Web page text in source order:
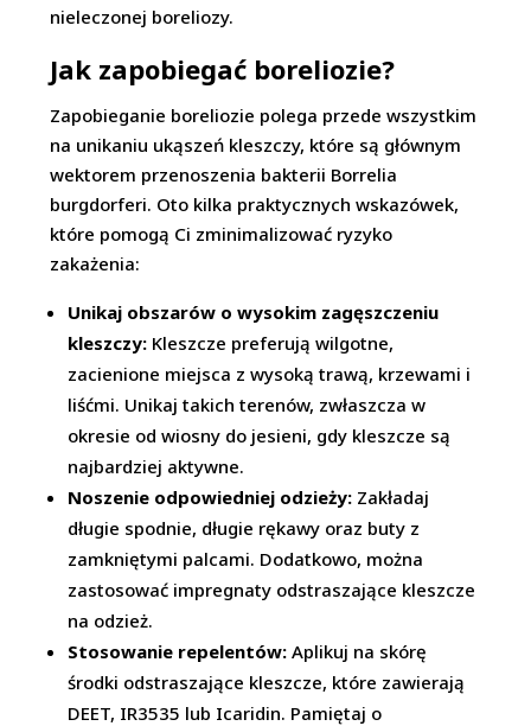
nieleczonej boreliozy.
Jak zapobiegać boreliozie?
Zapobieganie boreliozie polega przede wszystkim
na unikaniu ukąszeń kleszczy, które są głównym
wektorem przenoszenia bakterii Borrelia
burgdorferi. Oto kilka praktycznych wskazówek,
które pomogą Ci zminimalizować ryzyko
zakażenia:
Unikaj obszarów o wysokim zagęszczeniu
kleszczy: Kleszcze preferują wilgotne,
zacienione miejsca z wysoką trawą, krzewami i
liśćmi. Unikaj takich terenów, zwłaszcza w
okresie od wiosny do jesieni, gdy kleszcze są
najbardziej aktywne.
Noszenie odpowiedniej odzieży: Zakładaj
długie spodnie, długie rękawy oraz buty z
zamkniętymi palcami. Dodatkowo, można
zastosować impregnaty odstraszające kleszcze
na odzież.
Stosowanie repelentów: Aplikuj na skórę
środki odstraszające kleszcze, które zawierają
DEET, IR3535 lub Icaridin. Pamiętaj o